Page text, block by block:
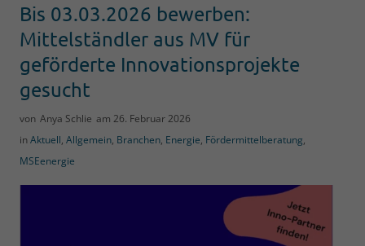
Bis 03.03.2026 bewerben:
Mittelständler aus MV für
geförderte Innovationsprojekte
gesucht
von Anya Schlie am 26. Februar 2026
inAktuell, Allgemein, Branchen, Energie, Fördermittelberatung,
MSEenergie